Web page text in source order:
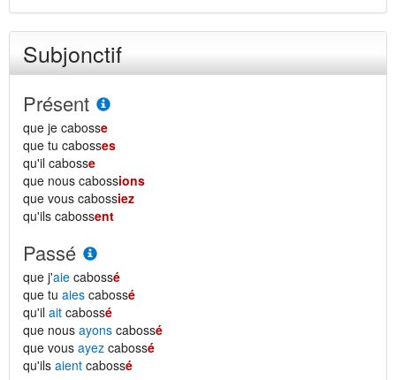
Subjonctif
Présent
que je cabosse
que tu cabosses
qu'il cabosse
que nous cabossions
que vous cabossiez
qu'ils cabossent
Passé
que j'aie cabossé
que tu aies cabossé
qu'il ait cabossé
que nous ayons cabossé
que vous ayez cabossé
qu'ils aient cabossé